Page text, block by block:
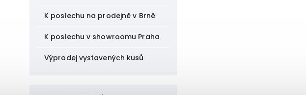
K poslechu na prodejně v Brně
K poslechu v showroomu Praha
Výprodej vystavených kusů